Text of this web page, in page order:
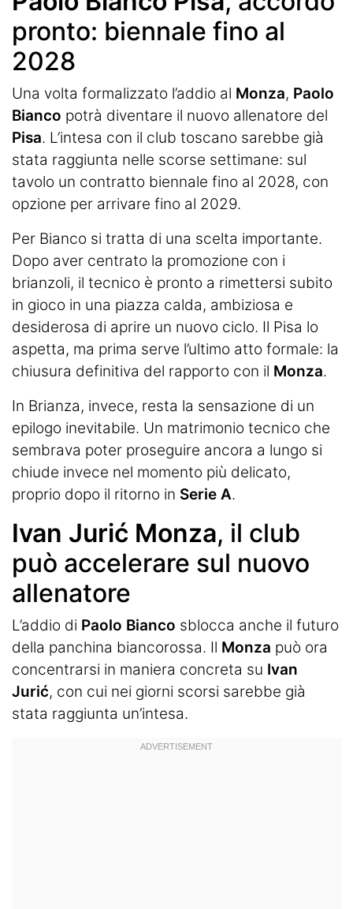
pronto: biennale fino al
2028
Una volta formalizzato l’addio al Monza, Paolo
Bianco potrà diventare il nuovo allenatore del
Pisa. L’intesa con il club toscano sarebbe già
stata raggiunta nelle scorse settimane: sul
tavolo un contratto biennale fino al 2028, con
opzione per arrivare fino al 2029.
Per Bianco si tratta di una scelta importante.
Dopo aver centrato la promozione con i
brianzoli, il tecnico è pronto a rimettersi subito
in gioco in una piazza calda, ambiziosa e
desiderosa di aprire un nuovo ciclo. Il Pisa lo
aspetta, ma prima serve l’ultimo atto formale: la
chiusura definitiva del rapporto con il Monza.
In Brianza, invece, resta la sensazione di un
epilogo inevitabile. Un matrimonio tecnico che
sembrava poter proseguire ancora a lungo si
chiude invece nel momento più delicato,
proprio dopo il ritorno in Serie A.
Ivan Jurić Monza, il club
può accelerare sul nuovo
allenatore
L’addio di Paolo Bianco sblocca anche il futuro
della panchina biancorossa. Il Monza può ora
concentrarsi in maniera concreta su Ivan
Jurić, con cui nei giorni scorsi sarebbe già
stata raggiunta un’intesa.